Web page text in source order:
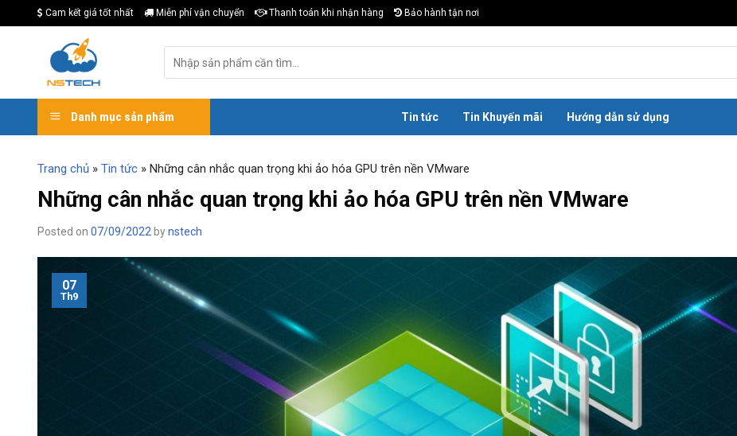
to
Cam kết giá tốt nhất Miễn phí vận chuyển Thanh toán khi nhận hàng Bảo hành tận nơi
kiếm:
Danh mục sản phẩm Tin tức Tin Khuyến mãi Hướng dẫn sử dụng
Trang chủ » Tin tức » Những cân nhắc quan trọng khi ảo hóa GPU trên nền VMware
Những cân nhắc quan trọng khi ảo hóa GPU trên nền VMware
Posted on 07/09/2022 bynstech
07
Th9